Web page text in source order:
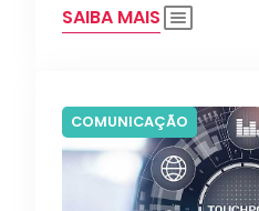
SAIBA MAIS
COMUNICAÇÃO